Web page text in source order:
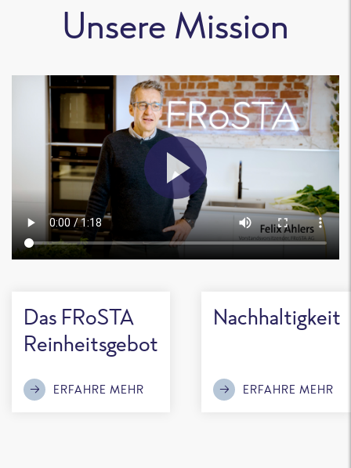
Unsere Mission
Das FRoSTA
Reinheitsgebot
ERFAHRE MEHR
Nachhaltigkeit
ERFAHRE MEHR